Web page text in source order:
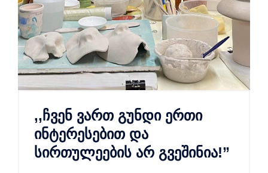
,,ჩვენ ვართ გუნდი ერთი
ინტერესებით და
სირთულეების არ გვეშინია!”